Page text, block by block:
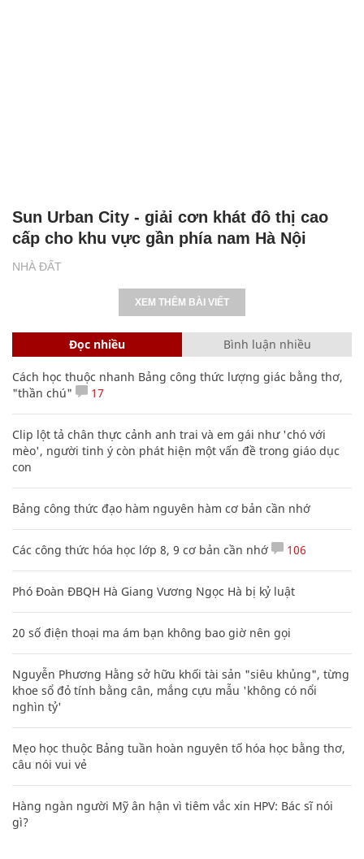
NHÀ ĐẤT
Sun Urban City - giải cơn khát đô thị cao
cấp cho khu vực gần phía nam Hà Nội
XEM THÊM BÀI VIẾT
Đọc nhiều Bình luận nhiều
Cách học thuộc nhanh Bảng công thức lượng giác bằng thơ,
"thần chú"
17
Clip lột tả chân thực cảnh anh trai và em gái như 'chó với
mèo', người tinh ý còn phát hiện một vấn đề trong giáo dục
con
Bảng công thức đạo hàm nguyên hàm cơ bản cần nhớ
Các công thức hóa học lớp 8, 9 cơ bản cần nhớ 106
Phó Đoàn ĐBQH Hà Giang Vương Ngọc Hà bị kỷ luật
20 số điện thoại ma ám bạn không bao giờ nên gọi
Nguyễn Phương Hằng sở hữu khối tài sản "siêu khủng", từng
khoe sổ đỏ tính bằng cân, mắng cựu mẫu 'không có nổi
nghìn tỷ'
Mẹo học thuộc Bảng tuần hoàn nguyên tố hóa học bằng thơ,
câu nói vui vẻ
Hàng ngàn người Mỹ ân hận vì tiêm vắc xin HPV: Bác sĩ nói
gì?